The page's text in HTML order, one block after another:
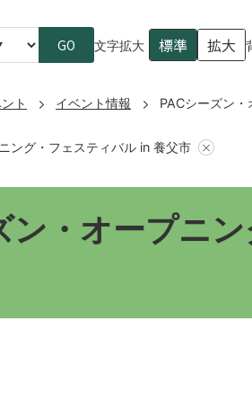
GO 文字拡大 標準 拡大
ト イベント情報 PACシーズン
ング・フェスティバル in 養父市
ン・オープニ